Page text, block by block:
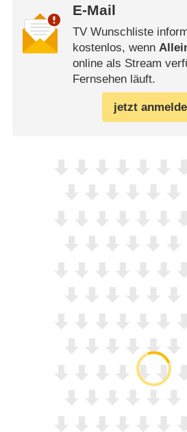
E-Mail
TV Wunschliste
kostenlos, wenn
online als Stream
Fernsehen läuft.
jetzt